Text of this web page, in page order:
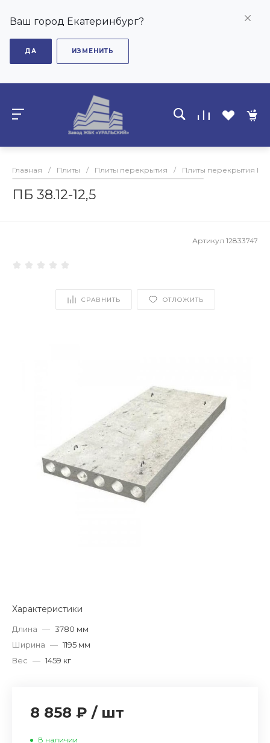
Ваш город Екатеринбург?
ДА ИЗМЕНИТЬ
Главная / Плиты / Плиты перекрытия / Плиты перекрытия ПБ
ПБ 38.12-12,5
Артикул 12833747
СРАВНИТЬ ОТЛОЖИТЬ
Характеристики
Длина — 3780 мм
Ширина — 1195 мм
Вес — 1459 кг
8 858 ₽ / шт
В наличии